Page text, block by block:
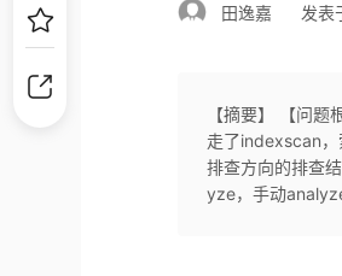
田逸嘉 发表
【摘要】 【问
走了indexscan
排查方向的排查
yze，手动